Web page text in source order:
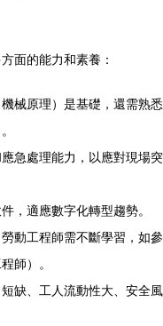
面的能力和素養：
械原理）是基礎，還需熟悉
急處理能力，以應對現場突
，適應數字化轉型趨勢。
動工程師需不斷學習，如參
師）。
缺、工人流動性大、安全風